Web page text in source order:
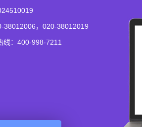
38012006，020-38012019
线：400-998-7211